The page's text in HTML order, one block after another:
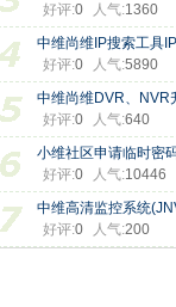
好评:0 人气:1360
中维尚维IP搜索工具
好评:0 人气:5890
中维尚维DVR、NVR
具
好评:0 人气:640
小维社区申请临时密
好评:0 人气:10446
中维高清监控系统
好评:0 人气:200